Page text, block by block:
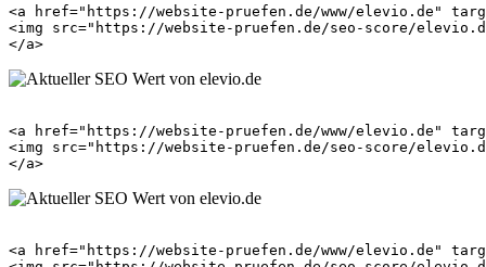
<a href="https://website-pruefen.de/www/elevio.de"
<img src="https://website-pruefen.de/seo-score/
<a href="https://website-pruefen.de/www/elevio.de"
<img src="https://website-pruefen.de/seo-score/
<a href="https://website-pruefen.de/www/elevio.de"